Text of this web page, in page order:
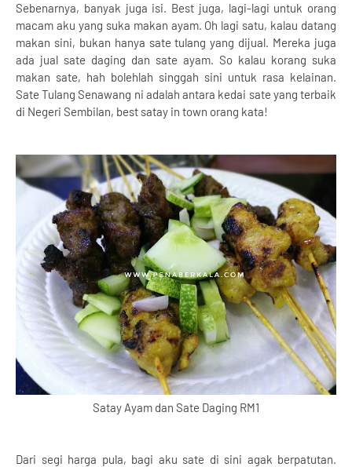
Sebenarnya, banyak juga isi. Best juga, lagi-lagi untuk orang
macam aku yang suka makan ayam. Oh lagi satu, kalau datang
makan sini, bukan hanya sate tulang yang dijual. Mereka juga
ada jual sate daging dan sate ayam. So kalau korang suka
makan sate, hah bolehlah singgah sini untuk rasa kelainan.
Sate Tulang Senawang ni adalah antara kedai sate yang terbaik
di Negeri Sembilan, best satay in town orang kata!
Satay Ayam dan Sate Daging RM1
Dari segi harga pula, bagi aku sate di sini agak berpatutan.